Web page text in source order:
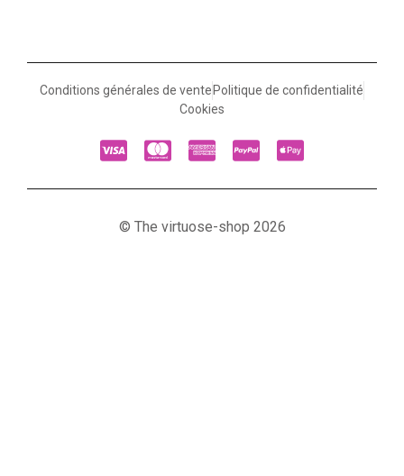
Conditions générales de vente Politique de confidentialité
Cookies
© The virtuose-shop 2026